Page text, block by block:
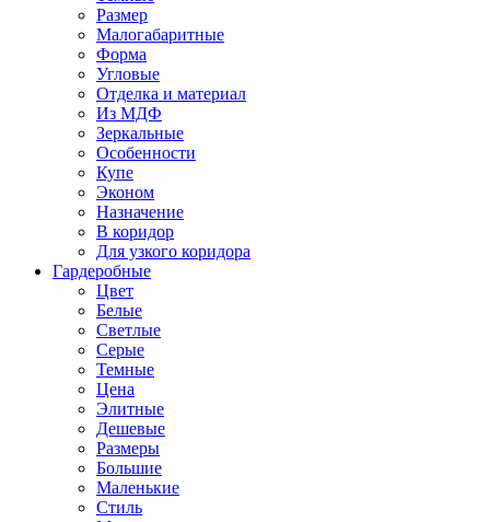
Размер
Малогабаритные
Форма
Угловые
Отделка и материал
Из МДФ
Зеркальные
Особенности
Купе
Эконом
Назначение
В коридор
Для узкого коридора
Гардеробные
Цвет
Белые
Светлые
Серые
Темные
Цена
Элитные
Дешевые
Размеры
Большие
Маленькие
Стиль